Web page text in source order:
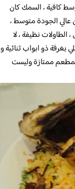
كافية ، السمك كان
الجودة متوسط ،
نظيفة ، لا
بغرفة ذو ابواب ثنائية و
ممتازة وليست